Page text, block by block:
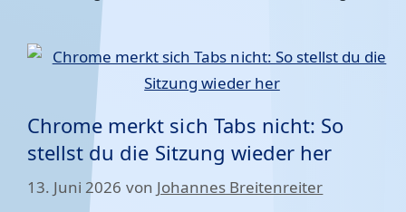
Chrome merkt sich Tabs nicht: So
stellst du die Sitzung wieder her
13. Juni 2026 von Johannes Breitenreiter